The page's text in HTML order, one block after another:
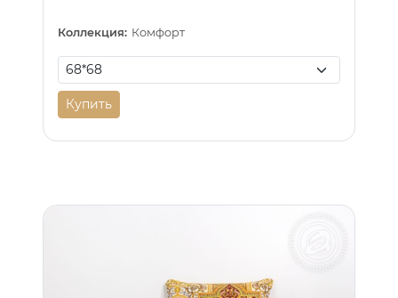
Коллекция: Комфорт
Купить